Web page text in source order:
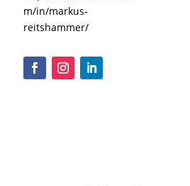
m/in/markus-
reitshammer/